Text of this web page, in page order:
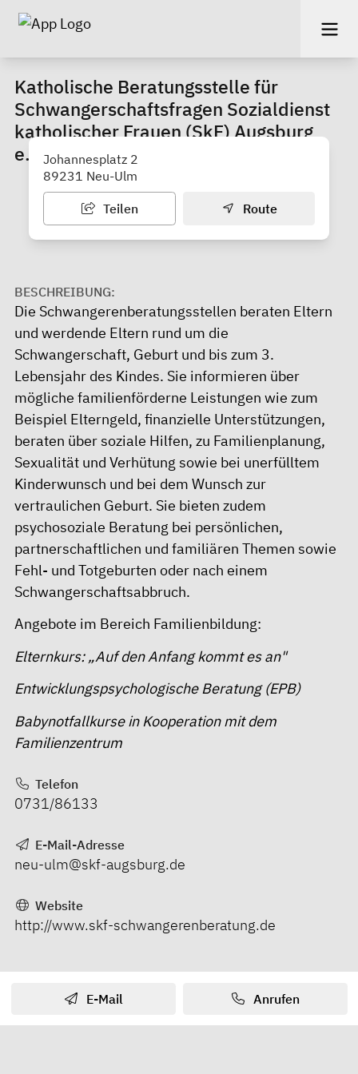
Katholische Beratungsstelle für
Schwangerschaftsfragen Sozialdienst
katholischer Frauen (SkF) Augsburg
e.V.Johannesplatz 2
89231 Neu-Ulm
Teilen Route
BESCHREIBUNG:
Die Schwangerenberatungsstellen beraten Eltern
und werdende Eltern rund um die
Schwangerschaft, Geburt und bis zum 3.
Lebensjahr des Kindes. Sie informieren über
mögliche familienförderne Leistungen wie zum
Beispiel Elterngeld, finanzielle Unterstützungen,
beraten über soziale Hilfen, zu Familienplanung,
Sexualität und Verhütung sowie bei unerfülltem
Kinderwunsch und bei dem Wunsch zur
vertraulichen Geburt. Sie bieten zudem
psychosoziale Beratung bei persönlichen,
partnerschaftlichen und familiären Themen sowie
Fehl- und Totgeburten oder nach einem
Schwangerschaftsabbruch.
Angebote im Bereich Familienbildung:
Elternkurs: „Auf den Anfang kommt es an"
Entwicklungspsychologische Beratung (EPB)
Babynotfallkurse in Kooperation mit dem
Familienzentrum
Telefon
0731/86133
E-Mail-Adresse
neu-ulm@skf-augsburg.de
Website
http://www.skf-schwangerenberatung.de
E-Mail Anrufen